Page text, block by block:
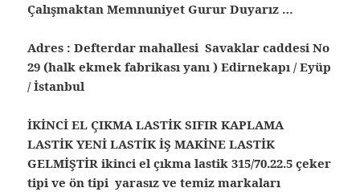
Çalışmaktan Memnuniyet Gurur Duyarız …
Adres : Defterdar mahallesi Savaklar caddesi No
29 (halk ekmek fabrikası yanı ) Edirnekapı / Eyüp
/ İstanbul
İKİNCİ EL ÇIKMA LASTİK SIFIR KAPLAMA
LASTİK YENİ LASTİK İŞ MAKİNE LASTİK
GELMİŞTİR ikinci el çıkma lastik 315/70.22.5 çeker
tipi ve ön tipi yarasız ve temiz markaları